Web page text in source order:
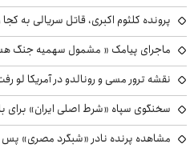
پرونده کلثوم اکبری، قاتل سریالی به
ماجرای پیامک « مشمول سهمیه جنگ
نقشه ترور مسی و رونالدو در آمریکا لو
سخنگوی سپاه «شرط اصلی ایران» برای
مشاهده پرنده نادر «شبگرد مصری» پس از ۶۰ سال غیبت در